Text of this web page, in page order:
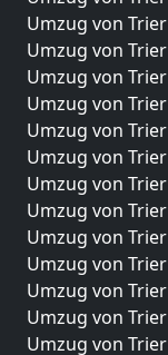
Umzug von
Umzug von
Umzug von
Umzug von
Umzug von
Umzug von
Umzug von
Umzug von
Umzug von
Umzug von
Umzug von
Umzug von
Umzug von